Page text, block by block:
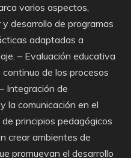
varios aspectos,
desarrollo de programas
adaptadas a
– Evaluación educativa
de los procesos
Integración de
la comunicación en el
principios pedagógicos
crear ambientes de
promuevan el desarrollo